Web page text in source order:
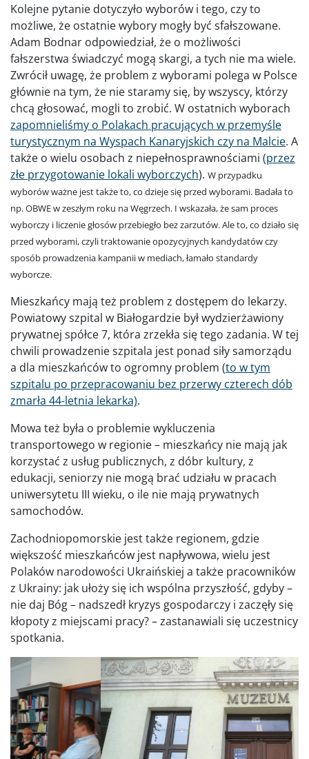
Kolejne pytanie dotyczyło wyborów i tego, czy to
możliwe, że ostatnie wybory mogły być sfałszowane.
Adam Bodnar odpowiedział, że o możliwości
fałszerstwa świadczyć mogą skargi, a tych nie ma wiele.
Zwrócił uwagę, że problem z wyborami polega w Polsce
głównie na tym, że nie staramy się, by wszyscy, którzy
chcą głosować, mogli to zrobić. W ostatnich wyborach
zapomnieliśmy o Polakach pracujących w przemyśle
turystycznym na Wyspach Kanaryjskich czy na Malcie. A
także o wielu osobach z niepełnosprawnościami (przez
złe przygotowanie lokali wyborczych). W przypadku
wyborów ważne jest także to, co dzieje się przed wyborami. Badała to
np. OBWE w zeszłym roku na Węgrzech. I wskazała, że sam proces
wyborczy i liczenie głosów przebiegło bez zarzutów. Ale to, co działo się
przed wyborami, czyli traktowanie opozycyjnych kandydatów czy
sposób prowadzenia kampanii w mediach, łamało standardy
wyborcze.
Mieszkańcy mają też problem z dostępem do lekarzy.
Powiatowy szpital w Białogardzie był wydzierżawiony
prywatnej spółce 7, która zrzekła się tego zadania. W tej
chwili prowadzenie szpitala jest ponad siły samorządu
a dla mieszkańców to ogromny problem (to w tym
szpitalu po przepracowaniu bez przerwy czterech dób
zmarła 44-letnia lekarka).
Mowa też była o problemie wykluczenia
transportowego w regionie – mieszkańcy nie mają jak
korzystać z usług publicznych, z dóbr kultury, z
edukacji, seniorzy nie mogą brać udziału w pracach
uniwersytetu III wieku, o ile nie mają prywatnych
samochodów.
Zachodniopomorskie jest także regionem, gdzie
większość mieszkańców jest napływowa, wielu jest
Polaków narodowości Ukraińskiej a także pracowników
z Ukrainy: jak ułoży się ich wspólna przyszłość, gdyby –
nie daj Bóg – nadszedł kryzys gospodarczy i zaczęły się
kłopoty z miejscami pracy? – zastanawiali się uczestnicy
spotkania.